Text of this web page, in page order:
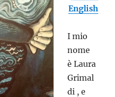
English
I mio
nome
è Laura
Grimal
di , e